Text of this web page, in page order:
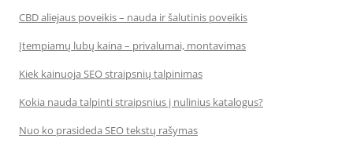
CBD aliejaus poveikis – nauda ir šalutinis poveikis
Įtempiamų lubų kaina – privalumai, montavimas
Kiek kainuoja SEO straipsnių talpinimas
Kokia nauda talpinti straipsnius į nulinius katalogus?
Nuo ko prasideda SEO tekstų rašymas